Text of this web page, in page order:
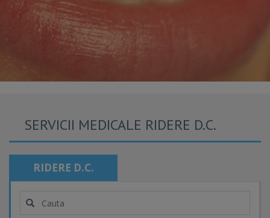
SERVICII MEDICALE RIDERE D.C.
RIDERE D.C.